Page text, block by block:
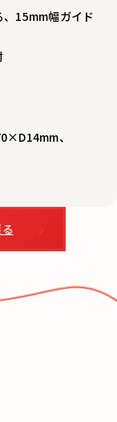
、15mm幅ガイド
、